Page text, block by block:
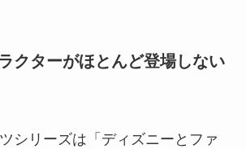
クターがほとんど登場しない
シリーズは「ディズニーとファ